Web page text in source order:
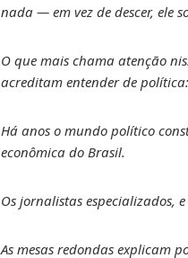
nada — em vez de descer, ele
O que mais chama atenção
acreditam entender de
Há anos o mundo político
econômica do Brasil.
Os jornalistas especializados,
As mesas redondas explicam